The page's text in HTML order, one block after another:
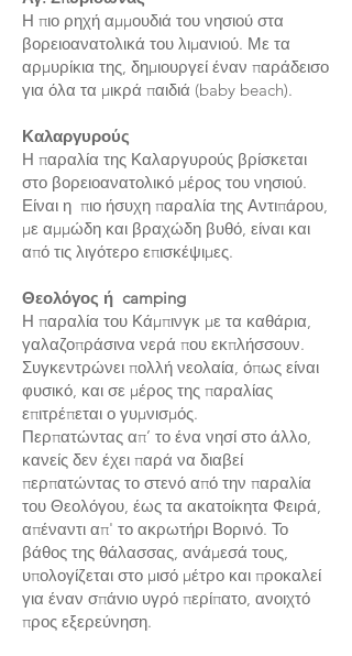
Η πιο ρηχή αμμουδιά του νησιού στα
βορειοανατολικά του λιμανιού. Με τα
αρμυρίκια της, δημιουργεί έναν παράδεισο
για όλα τα μικρά παιδιά (baby beach).
Καλαργυρούς
Η παραλία της Καλαργυρούς βρίσκεται
στο βορειοανατολικό μέρος του νησιού.
Είναι η πιο ήσυχη παραλία της Αντιπάρου,
με αμμώδη και βραχώδη βυθό, είναι και
από τις λιγότερο επισκέψιμες.
Θεολόγος ή camping
Η παραλία του Κάμπινγκ με τα καθάρια,
γαλαζοπράσινα νερά που εκπλήσσουν.
Συγκεντρώνει πολλή νεολαία, όπως είναι
φυσικό, και σε μέρος της παραλίας
επιτρέπεται ο γυμνισμός.
Περπατώντας απ’ το ένα νησί στο άλλο,
κανείς δεν έχει παρά να διαβεί
περπατώντας το στενό από την παραλία
του Θεολόγου, έως τα ακατοίκητα Φειρά,
απέναντι απ' το ακρωτήρι Βορινό. Το
βάθος της θάλασσας, ανάμεσά τους,
υπολογίζεται στο μισό μέτρο και προκαλεί
για έναν σπάνιο υγρό περίπατο, ανοιχτό
προς εξερεύνηση.